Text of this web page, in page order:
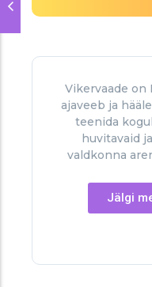
Vikervaade on
ajaveeb ja
teenida
huvitavaid
valdkonna
Jälgi